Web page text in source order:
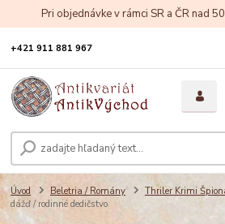
Pri objednávke v rámci SR a ČR nad
+421 911 881 967
Úvod Beletria / Romány Thriler Krimi
dážď / rodinné dedičstvo